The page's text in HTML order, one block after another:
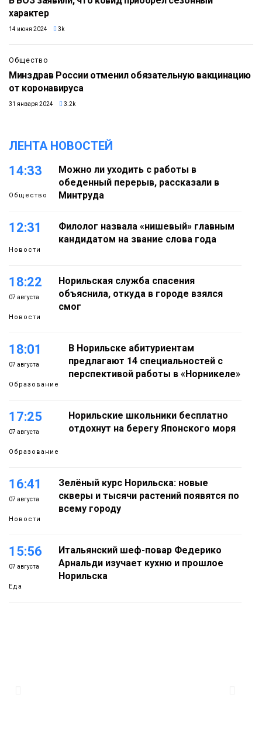
характер
14 июня 2024 3k
Общество
Минздрав России отменил обязательную вакцинацию
от коронавируса
31 января 2024 3.2k
ЛЕНТА НОВОСТЕЙ
14:33
Общество
Можно ли уходить с работы в
обеденный перерыв, рассказали в
Минтруда
12:31
Новости
Филолог назвала «нишевый» главным
кандидатом на звание слова года
18:22
07 августа
Новости
Норильская служба спасения
объяснила, откуда в городе взялся
смог
18:01
07 августа
Образование
В Норильске абитуриентам
предлагают 14 специальностей с
перспективой работы в «Норникеле»
17:25
07 августа
Образование
Норильские школьники бесплатно
отдохнут на берегу Японского моря
16:41
07 августа
Новости
Зелёный курс Норильска: новые
скверы и тысячи растений появятся по
всему городу
15:56
07 августа
Еда
Итальянский шеф-повар Федерико
Арнальди изучает кухню и прошлое
Норильска